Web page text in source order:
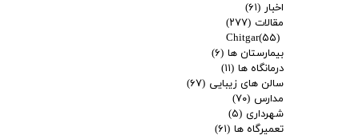
اخبار (۶۱)
مقالات (۲۷۷)
Chitgar(۵۵)
بیمارستان ها (۶)
درمانگاه ها (۱۱)
سالن های زیبایی (۶۷)
مدارس (۷۰)
شهرداری (۵)
تعمیرگاه ها (۶۱)